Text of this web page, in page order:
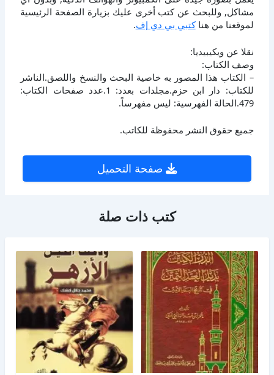
مشاكل, وللبحث عن كتب أخرى عليك بزيارة الصفحة الرئيسية
لموقعنا من هناكتبي بي دي إف.
نقلا عن ويكيبيديا:
وصف الكتاب:
– الكتاب هذا المصور به خاصية البحث والنسخ واللصق.الناشر
للكتاب: دار ابن حزم.مجلدات بعدد: 1.عدد صفحات الكتاب:
479.الحالة الفهرسية: ليس مفهرساً.
جميع حقوق النشر محفوظة للكاتب.
صفحة التحميل
كتب ذات صلة